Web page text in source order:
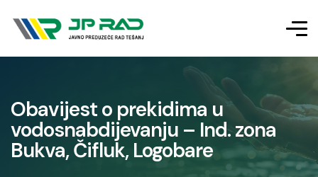
Obavijest o prekidima u
vodosnabdijevanju – Ind. zona
Bukva, Čifluk, Logobare